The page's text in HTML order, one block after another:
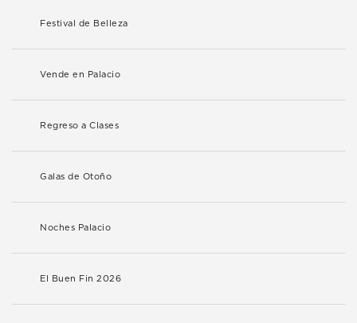
Festival de Belleza
Vende en Palacio
Regreso a Clases
Galas de Otoño
Noches Palacio
El Buen Fin 2026